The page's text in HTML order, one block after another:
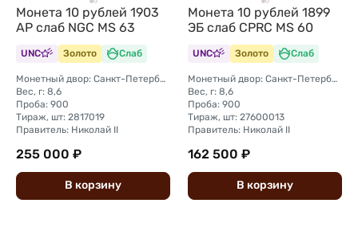
Монета 10 рублей 1903
АР слаб NGC MS 63
UNC Золото Слаб
Монетный двор: Санкт-Петербургский монетный двор
Вес, г: 8,6
Проба: 900
Тираж, шт: 2817019
Правитель: Николай II
255 000 ₽
В корзину
Монета 10 рублей 1899
ЭБ слаб CPRC MS 60
UNC Золото Слаб
Монетный двор: Санкт-Петербургский монетный двор
Вес, г: 8,6
Проба: 900
Тираж, шт: 27600013
Правитель: Николай II
162 500 ₽
В корзину